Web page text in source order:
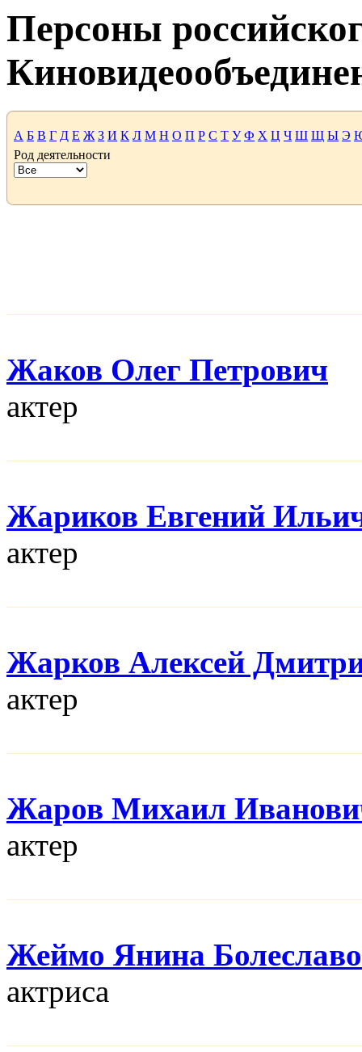
Персоны
А Б В Г Д Е Ж З И К Л М Н О П Р С Т У Ф Х Ц Ч Ш Щ Ы Э
Род деятельности
Жаков Олег Петрович
актер
Жариков Евгений
актер
Жарков Алексей
актер
Жаров Михаил
актер
Жеймо Янина
актриса